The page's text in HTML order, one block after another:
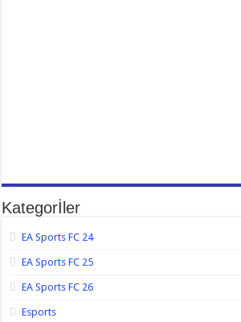
Kategorİler
EA Sports FC 24
EA Sports FC 25
EA Sports FC 26
Esports